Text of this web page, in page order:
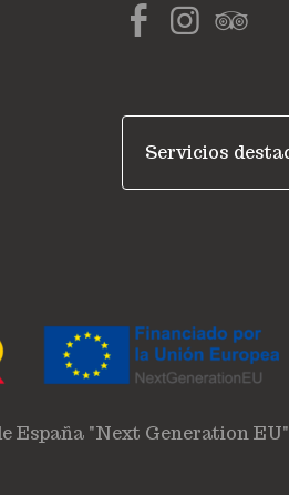
España "Next Generation EU"